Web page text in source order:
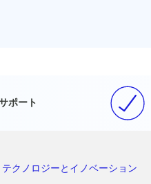
ポート
テクノロジーとイノベーション